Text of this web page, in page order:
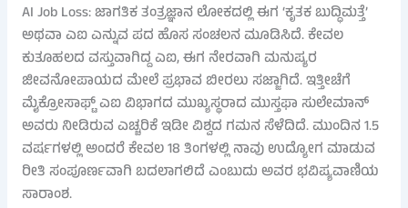
AI Job Loss: ಜಾಗತಿಕ ತಂತ್ರಜ್ಞಾನ ಲೋಕದಲ್ಲಿ ಈಗ ‘ಕೃತಕ ಬುದ್ಧಿಮತ್ತೆ’
ಅಥವಾ ಎಐ ಎನ್ನುವ ಪದ ಹೊಸ ಸಂಚಲನ ಮೂಡಿಸಿದೆ. ಕೇವಲ
ಕುತೂಹಲದ ವಸ್ತುವಾಗಿದ್ದ ಎಐ, ಈಗ ನೇರವಾಗಿ ಮನುಷ್ಯರ
ಜೀವನೋಪಾಯದ ಮೇಲೆ ಪ್ರಭಾವ ಬೀರಲು ಸಜ್ಜಾಗಿದೆ. ಇತ್ತೀಚೆಗೆ
ಮೈಕ್ರೋಸಾಫ್ಟ್ ಎಐ ವಿಭಾಗದ ಮುಖ್ಯಸ್ಥರಾದ ಮುಸ್ತಫಾ ಸುಲೇಮಾನ್
ಅವರು ನೀಡಿರುವ ಎಚ್ಚರಿಕೆ ಇಡೀ ವಿಶ್ವದ ಗಮನ ಸೆಳೆದಿದೆ. ಮುಂದಿನ 1.5
ವರ್ಷಗಳಲ್ಲಿ ಅಂದರೆ ಕೇವಲ 18 ತಿಂಗಳಲ್ಲಿ ನಾವು ಉದ್ಯೋಗ ಮಾಡುವ
ರೀತಿ ಸಂಪೂರ್ಣವಾಗಿ ಬದಲಾಗಲಿದೆ ಎಂಬುದು ಅವರ ಭವಿಷ್ಯವಾಣಿಯ
ಸಾರಾಂಶ.